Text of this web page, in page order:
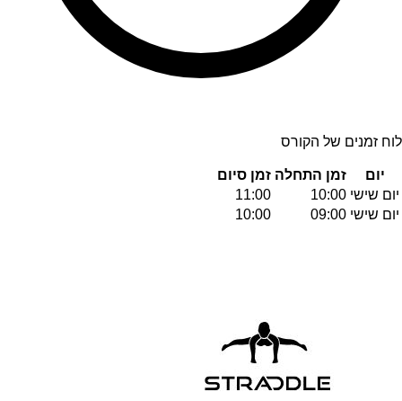
לוח זמנים של הקורס
יום זמן התחלה זמן סיום
יום שישי 10:00
11:00
יום שישי 09:00
10:00